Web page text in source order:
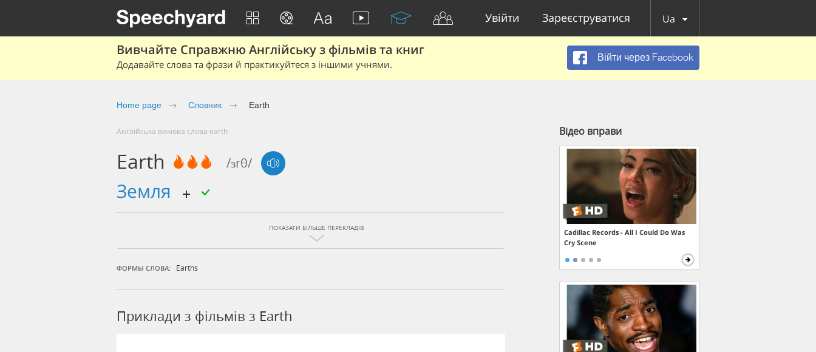
Увійти Зареєструватися Ua
Вивчайте Справжню Англійську з фільмів та книг
Додавайте слова та фрази й практикуйтеся з іншими учнями.
Війти через Facebook
Home page Cловник Earth
Англійська вимова слова earth
Earth /ɜrθ/
земля
ПОКАЗАТИ БІЛЬШЕ ПЕРЕКЛАДІВ
ФОРМЫ СЛОВА: Earths
Приклади з фільмів з Earth
Відео вправи
Cadillac Records - All I Could Do Was
Cry Scene